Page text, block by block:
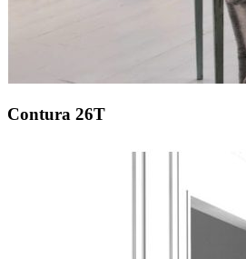
Contura 26T